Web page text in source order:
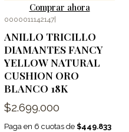
Comprar ahora
0000011142147|
ANILLO TRICILLO
DIAMANTES FANCY
YELLOW NATURAL
CUSHION ORO
BLANCO 18K
$2.699.000
Paga en 6 cuotas de $449.833